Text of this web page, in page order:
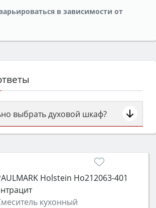
в зависимости от
выбрать духовой шкаф?
с типом (газовый или
на объём 50–70 л для семьи,
гриль, самоочистка,
Holstein Ho212063-401
кухонный